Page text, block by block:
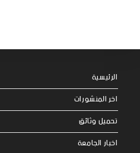
الرئيسية
اخر المنشورات
تحميل وثائق
اخبار الجامعة